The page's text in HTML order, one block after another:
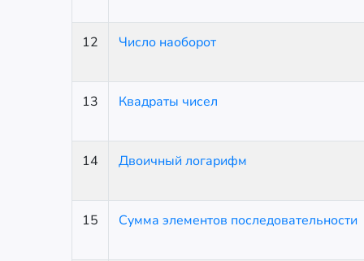
12 Число наоборот
13 Квадраты чисел
14 Двоичный логарифм
15 Сумма элементов последовательности